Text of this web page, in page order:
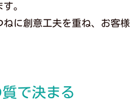
。
に創意工夫を重ね、お客
で決まる